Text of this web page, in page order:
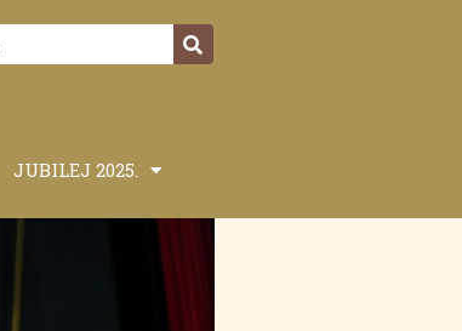
JUBILEJ 2025.